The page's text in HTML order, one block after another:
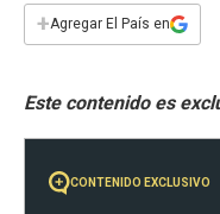
e
b
k
s
p
t
n
i
l
+Agregar El País en
CONTENIDO EXCLUSIVO